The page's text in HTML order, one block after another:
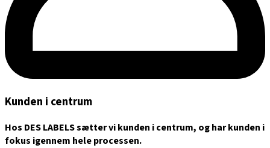
Kunden i centrum
Hos DES LABELS sætter vi kunden i centrum, og har kunden i
fokus igennem hele processen.